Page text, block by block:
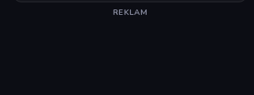
REKLAM